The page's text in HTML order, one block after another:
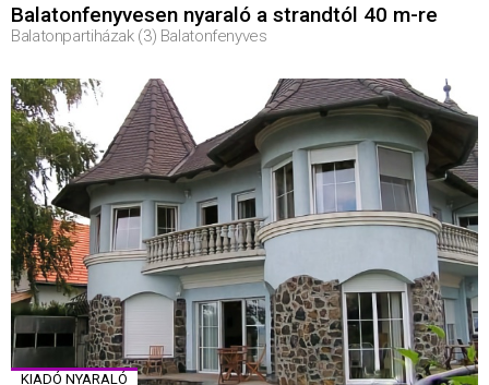
Balatonfenyvesen nyaraló a strandtól 40 m-re
Balatonpartiházak (3) Balatonfenyves
KIADÓ NYARALÓ